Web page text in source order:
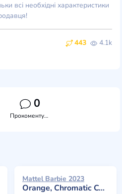
всі необхідні характеристики
443 4.1k
0
Прокоментувати
Mattel Barbie 2023
Orange, Chromatic Couture